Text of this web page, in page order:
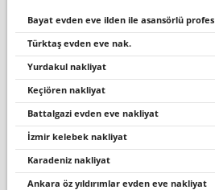
bayat evden eve ilden ile asansörlü profes
türktaş evden eve nak.
yurdakul nakliyat
keçi̇ören nakli̇yat
battalgazi evden eve nakliyat
i̇zmir kelebek nakliyat
karadeniz nakliyat
ankara öz yıldırımlar evden eve nakliyat